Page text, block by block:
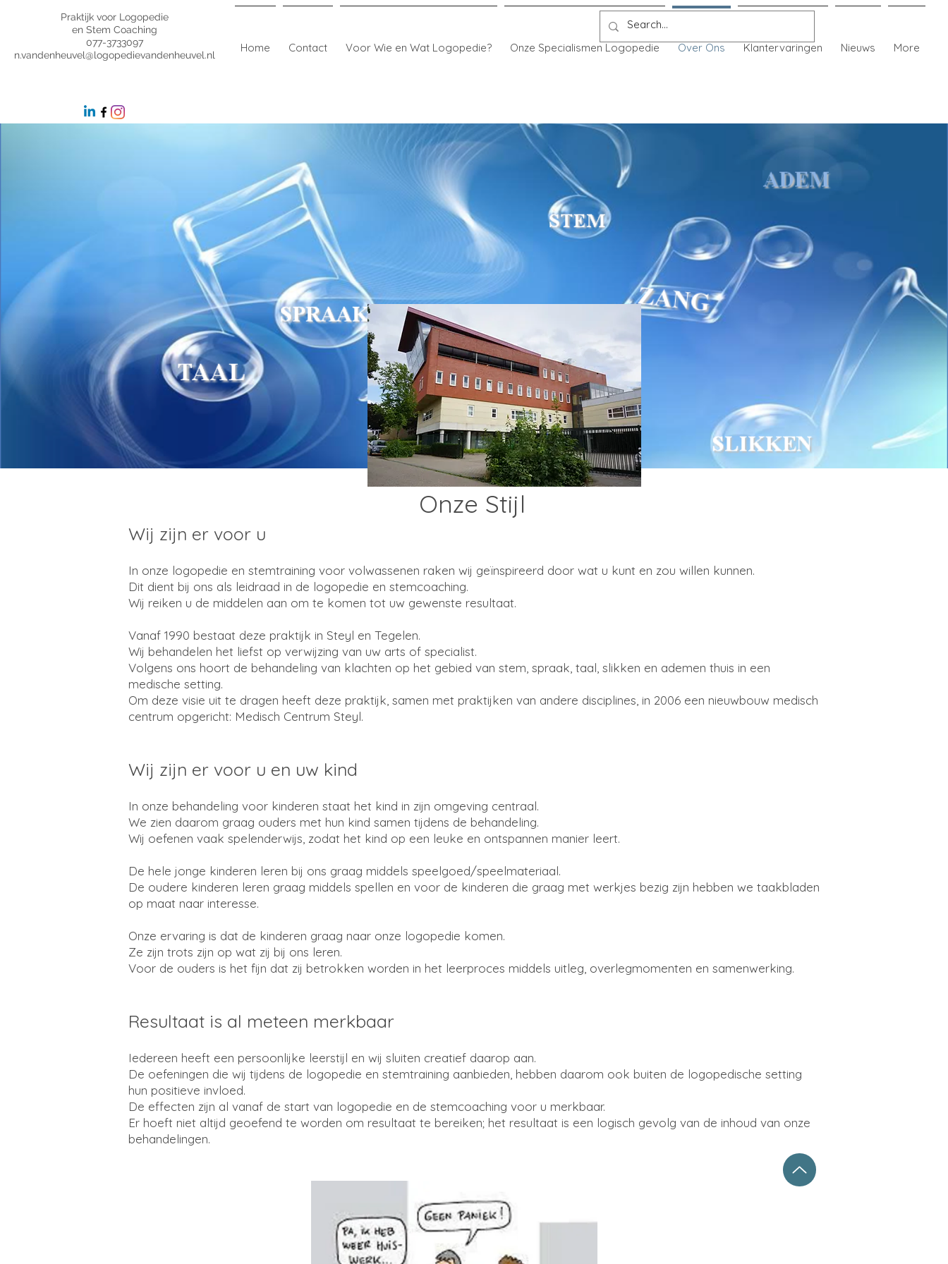
Praktijk voor Logopedie
en Stem Coaching
077-3733097
n.vandenheuvel@logopedievandenheuvel.nl
Home Contact Voor Wie en Wat Logopedie? Onze Specialismen Logopedie Over Ons Klantervaringen Nieuws More
Onze Stijl
Wij zijn er voor u
In onze logopedie en stemtraining voor volwassenen raken wij geïnspireerd door wat u kunt en zou willen kunnen.
Dit dient bij ons als leidraad in de logopedie en stemcoaching.
Wij reiken u de middelen aan om te komen tot uw gewenste resultaat.
Vanaf 1990 bestaat deze praktijk in Steyl en Tegelen.
Wij behandelen het liefst op verwijzing van uw arts of specialist.
Volgens ons hoort de behandeling van klachten op het gebied van stem, spraak, taal, slikken en ademen thuis in een
medische setting.
Om deze visie uit te dragen heeft deze praktijk, samen met praktijken van andere disciplines, in 2006 een nieuwbouw medisch
centrum opgericht: Medisch Centrum Steyl.
Wij zijn er voor u en uw kind
In onze behandeling voor kinderen staat het kind in zijn omgeving centraal.
We zien daarom graag ouders met hun kind samen tijdens de behandeling.
Wij oefenen vaak spelenderwijs, zodat het kind op een leuke en ontspannen manier leert.
De hele jonge kinderen leren bij ons graag middels speelgoed/speelmateriaal.
De oudere kinderen leren graag middels spellen en voor de kinderen die graag met werkjes bezig zijn hebben we taakbladen
op maat naar interesse.
Onze ervaring is dat de kinderen graag naar onze logopedie komen.
Ze zijn trots zijn op wat zij bij ons leren.
Voor de ouders is het fijn dat zij betrokken worden in het leerproces middels uitleg, overlegmomenten en samenwerking.
Resultaat is al meteen merkbaar
Iedereen heeft een persoonlijke leerstijl en wij sluiten creatief daarop aan.
De oefeningen die wij tijdens de logopedie en stemtraining aanbieden, hebben daarom ook buiten de logopedische setting
hun positieve invloed.
De effecten zijn al vanaf de start van logopedie en de stemcoaching voor u merkbaar.
Er hoeft niet altijd geoefend te worden om resultaat te bereiken; het resultaat is een logisch gevolg van de inhoud van onze
behandelingen.